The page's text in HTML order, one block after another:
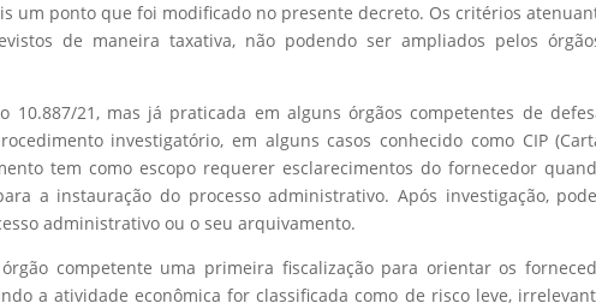
um ponto que foi modificado no presente decreto. Os critérios
de maneira taxativa, não podendo ser ampliados pelos
10.887/21, mas já praticada em alguns órgãos competentes de
investigatório, em alguns casos conhecido como CIP
tem como escopo requerer esclarecimentos do fornecedor
a instauração do processo administrativo. Após investigação,
administrativo ou o seu arquivamento.
competente uma primeira fiscalização para orientar os
a atividade econômica for classificada como de risco leve,